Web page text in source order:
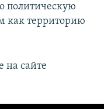
политическую
как территорию
на сайте